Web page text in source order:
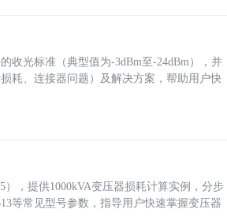
收光标准（典型值为-3dBm至-24dBm），并
耗、连接器问题）及解决方案，帮助用户快
，提供1000kVA变压器损耗计算实例，分步
等常见型号参数，指导用户快速掌握变压器